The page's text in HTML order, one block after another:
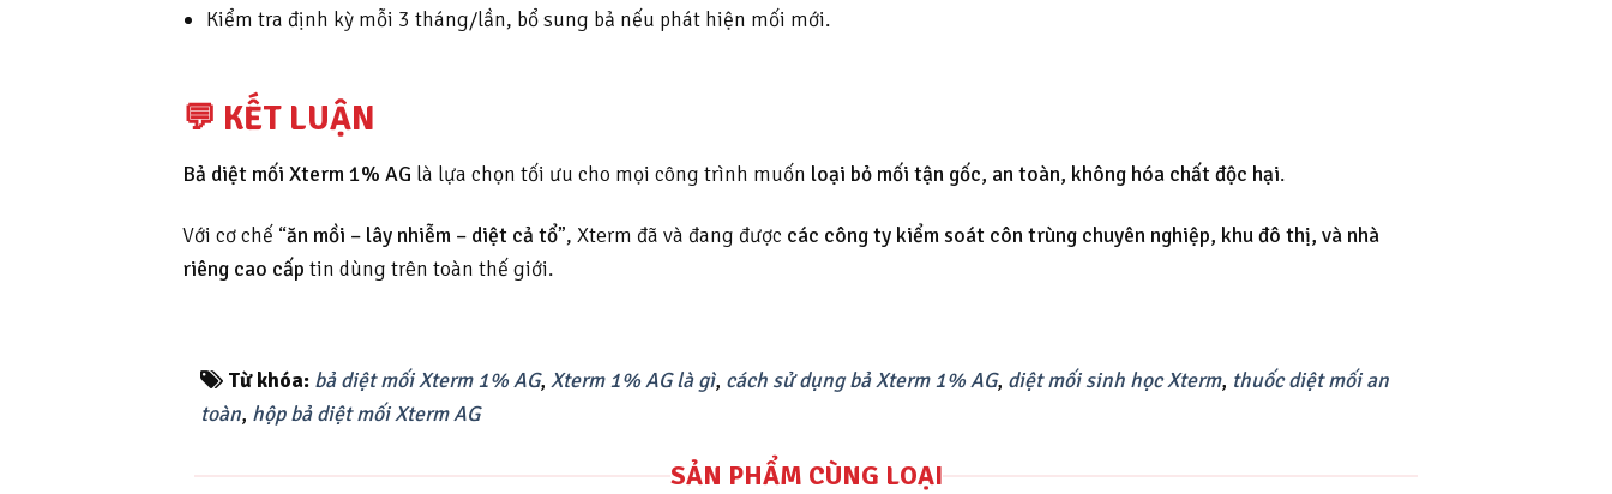
Kiểm tra định kỳ mỗi 3 tháng/lần, bổ sung bả nếu phát hiện mối mới.
💬 KẾT LUẬN
Bả diệt mối Xterm 1% AG là lựa chọn tối ưu cho mọi công trình muốn loại bỏ mối tận gốc, an toàn, không hóa chất độc hại.
Với cơ chế “ăn mồi – lây nhiễm – diệt cả tổ”, Xterm đã và đang được các công ty kiểm soát côn trùng chuyên nghiệp, khu đô thị, và nhà
riêng cao cấp tin dùng trên toàn thế giới.
Từ khóa: bả diệt mối Xterm 1% AG, Xterm 1% AG là gì, cách sử dụng bả Xterm 1% AG, diệt mối sinh học Xterm, thuốc diệt mối an
toàn, hộp bả diệt mối Xterm AG
SẢN PHẨM CÙNG LOẠI